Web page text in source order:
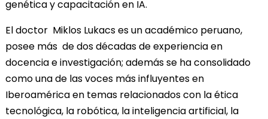
genética y capacitación en IA.
El doctor Miklos Lukacs es un académico peruano,
posee más de dos décadas de experiencia en
docencia e investigación; además se ha consolidado
como una de las voces más influyentes en
Iberoamérica en temas relacionados con la ética
tecnológica, la robótica, la inteligencia artificial, la